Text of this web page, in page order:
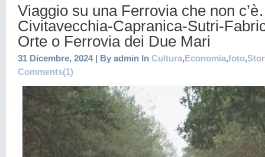
Viaggio su una Ferrovia che non
Civitavecchia-Capranica-Sutri-
Orte o Ferrovia dei Due Mari
31 Dicembre, 2024 | By admin In Cultura,Economia,foto,
Comments(1)